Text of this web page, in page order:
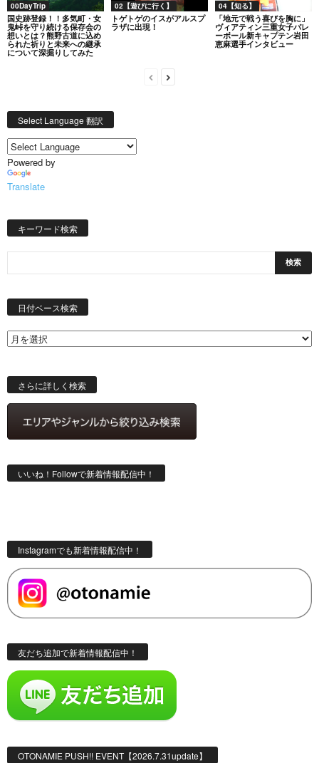
00DayTrip
国史跡登録！！多気町・女
鬼峠を守り続ける保存会の
想いとは？熊野古道に込め
られた祈りと未来への継承
について深掘りしてみた
02【遊びに行く】
トゲトゲのイスがアルスプ
ラザに出現！
04【知る】
「地元で戦う喜びを胸に」
ヴィアティン三重女子バレ
ーボール新キャプテン岩田
恵麻選手インタビュー
Select Language 翻訳
Powered by
Translate
キーワード検索
日付ベース検索
ス
索
さらに詳しく検索
いいね！Followで新着情報配信中！
Instagramでも新着情報配信中！
友だち追加で新着情報配信中！
OTONAMIE PUSH!! EVENT【2026.7.31update】